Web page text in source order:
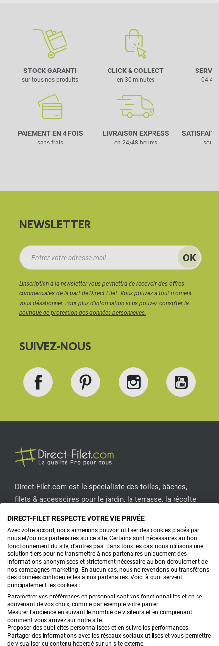
STOCK GARANTI
sur tous nos produits
CLICK & COLLECT
en 30 minutes
PAIEMENT EN 4 FOIS
sans frais
LIVRAISON EXPRESS
en 24/48 heures
04 42
SATISFAIT
sous
NEWSLETTER
L'inscription à la newsletter vous permettra de recevoir des offres
commerciales de la part de Direct Filet. Vous pouvez à tout moment
vous désabonner. Pour plus d'information vous pouvez consulterla
politique de protection des données personnelles.
SUIVEZ-NOUS
Direct-Filet.com est le spécialiste des toiles, bâches,
filets & accessoires pour le jardin, la terrasse, la récolte,
CONTACTEZ-NOUS
PRODUITS
CONSEILS
FAQ
DIRECT-FILET RESPECTE VOTRE VIE PRIVÉE
Avec votre accord, nous aimerions pouvoir utiliser des cookies placés par
nous et/ou nos partenaires sur ce site. Certains sont nécessaires au bon
fonctionnement du site, d'autres pas. Dans tous les cas, nous utilisons une
solution tiers pour ne transmettre à nos partenaires uniquement des
informations anonymisées et strictement nécessaire au bon déroulement de
nos campagnes marketing. En aucun cas, nous ne revendons ou transférons
des données confidentielles à nos partenaires. Voici à quoi servent
principalement les cookies :
Paramétrer vos préférences en personnalisant vos fonctionnalités et en se
souvenant de vos choix, comme par exemple votre panier
Mesurer l’audience en suivant le nombre de visiteurs et en comprenant
comment vous arrivez sur notre site.
Proposer des publicités personnalisées et en suivre les performances.
Partager des informations avec les réseaux sociaux utilisés et vous permettre
de visualiser du contenu hébergé sur un site externe.